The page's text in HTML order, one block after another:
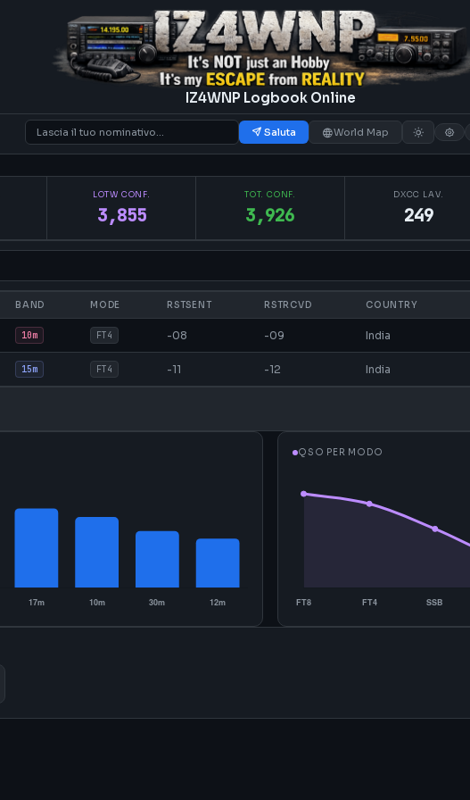
IZ4WNP Logbook Online
Saluta World Map
LOTW CONF.
3,855
TOT. CONF.
3,926
DXCC LAV.
249
BAND MODE RSTSENT RSTRCVD COUNTRY
10m FT4 -08 -09 India
15m FT4 -11 -12 India
QSO PER MODO